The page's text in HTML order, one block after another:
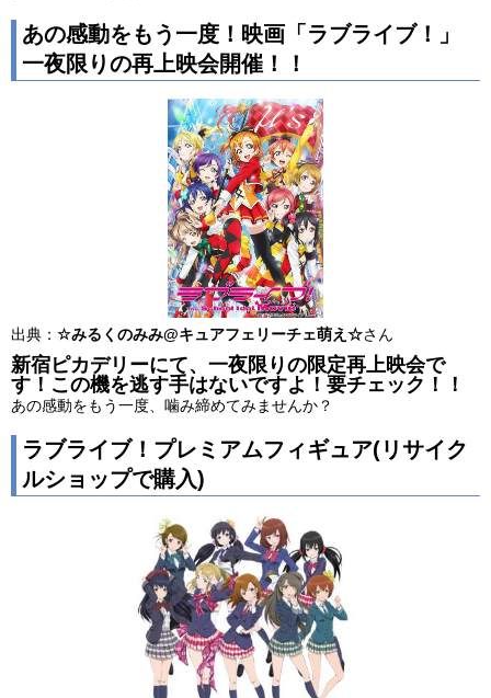
あの感動をもう一度！映画「ラブライブ！」
一夜限りの再上映会開催！！
出典： ☆みるくのみみ@キュアフェリーチェ萌え☆さん
新宿ピカデリーにて、一夜限りの限定再上映会で
す！この機を逃す手はないですよ！要チェック！！
あの感動をもう一度、噛み締めてみませんか？
ラブライブ！プレミアムフィギュア(リサイク
ルショップで購入)